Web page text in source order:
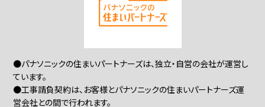
●パナソニックの住まいパートナーズは、独立・自営の会社が運営し
ています。
●工事請負契約は、お客様とパナソニックの住まいパートナーズ運
営会社との間で行われます。